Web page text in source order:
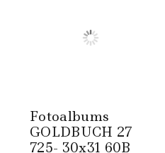
Fotoalbums
GOLDBUCH 27
725- 30x31 60B